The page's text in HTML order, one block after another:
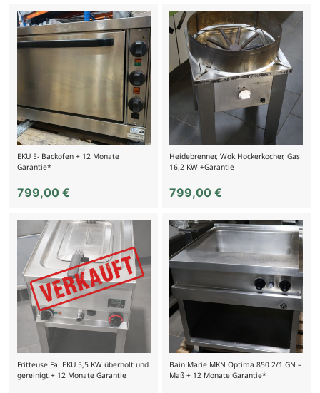
EKU E- Backofen + 12 Monate
Garantie*
799,00 €
Heidebrenner, Wok Hockerkocher, Gas
16,2 KW +Garantie
799,00€
Fritteuse Fa. EKU 5,5 KW überholt und
gereinigt + 12 Monate Garantie
Bain Marie MKN Optima 850 2/1 GN –
Maß + 12 Monate Garantie*